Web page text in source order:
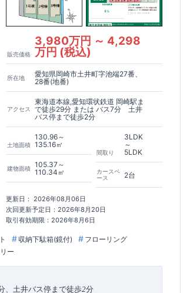
販売価格
3,980万円 ～ 4,298
万円 (税込)
所在地
愛知県岡崎市土井町字池端27番、
28番(地番)
アクセス
東海道本線,愛知環状鉄道 岡崎駅ま
で徒歩29分 または バス7分 土井
バス停まで徒歩2分
土地面積
130.96～
135.16㎡
建物面積
105.37～
110.34㎡
間取り
3LDK
～
5LDK
カースペ
ース
2台
更新日： 2026年08月06日
次回更新予定日：2026年8月20日
取引有効期限：2026年8月6日
収納下駄箱(鏡付)
フローリング
ー
、土井バス停まで徒歩2分